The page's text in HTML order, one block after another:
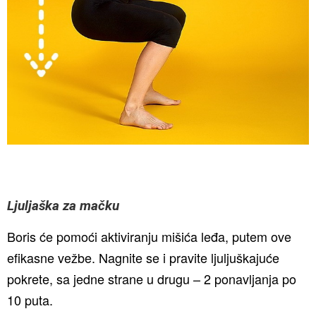
Ljuljaška za mačku
Boris će pomoći aktiviranju mišića leđa, putem ove
efikasne vežbe. Nagnite se i pravite ljuljuškajuće
pokrete, sa jedne strane u drugu – 2 ponavljanja po
10 puta.